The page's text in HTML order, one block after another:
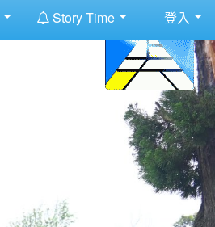
Story Time 登入